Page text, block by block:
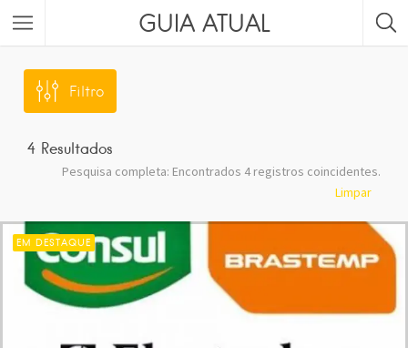
GUIA ATUAL
Filtro
4 Resultados
Pesquisa completa: Encontrados 4 registros coincidentes.
Limpar
EM DESTAQUE